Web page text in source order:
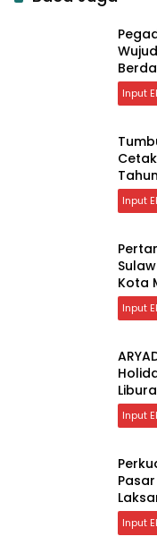
Input
Input
Kota
Input
Input
Input